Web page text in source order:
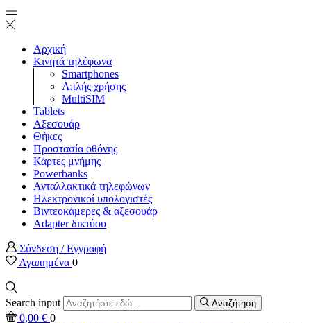
Αρχική
Κινητά τηλέφωνα
Smartphones
Απλής χρήσης
MultiSIM
Tablets
Αξεσουάρ
Θήκες
Προστασία οθόνης
Κάρτες μνήμης
Powerbanks
Ανταλλακτικά τηλεφώνων
Ηλεκτρονικοί υπολογιστές
Βιντεοκάμερες & αξεσουάρ
Adapter δικτύου
Σύνδεση / Εγγραφή
Αγαπημένα 0
Search input Αναζήτηση
0,00 € 0